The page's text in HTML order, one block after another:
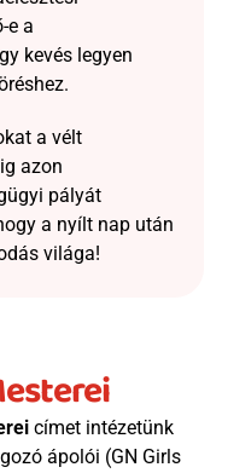
e a
kevés legyen
a vélt
azon
pályát
a nyílt nap után
világa!
címet intézetünk
ápolói (GN Girls